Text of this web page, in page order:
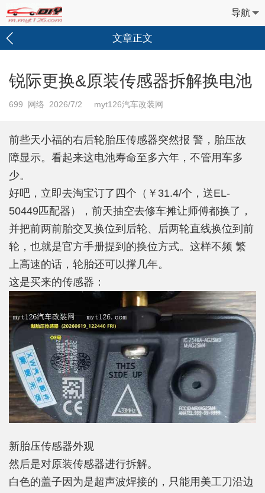
导航
文章正文
锐际更换&原装传感器拆解换电池
699 网络 2026/7/2 myt126汽车改装网
前些天小福的右后轮胎压传感器突然报 警，胎压故
障显示。看起来这电池寿命至多六年，不管用车多
少。
好吧，立即去淘宝订了四个（￥31.4/个，送EL-
50449匹配器），前天抽空去修车摊让师傅都换了，
并把前两前胎交叉换位到后轮、后两轮直线换位到前
轮，也就是官方手册提到的换位方式。这样不频 繁
上高速的话，轮胎还可以撑几年。
这是买来的传感器：
新胎压传感器外观
然后是对原装传感器进行拆解。
白色的盖子因为是超声波焊接的，只能用美工刀沿边